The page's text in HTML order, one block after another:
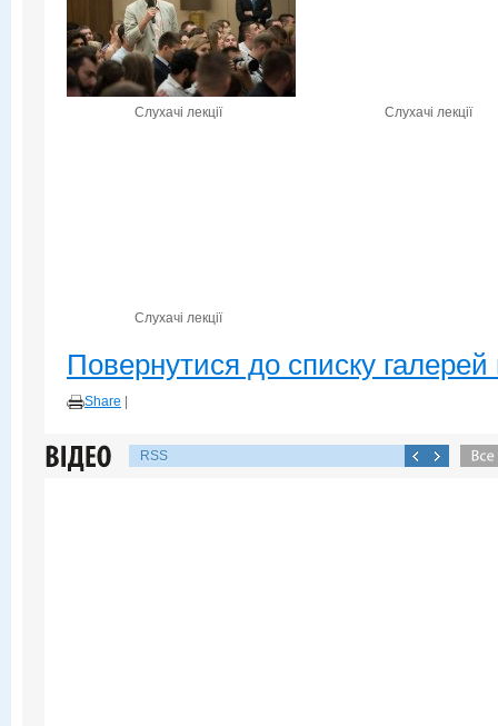
Слухачі лекції Слухачі лекції
Слухачі лекції
Повернутися до списку галерей
Share
RSS